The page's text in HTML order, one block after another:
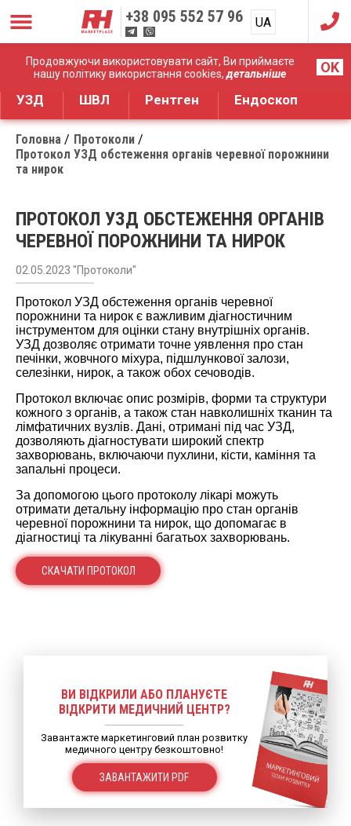
Продовжуючи використовувати сайт, Ви приймаєте
нашу політику використання cookies,детальніше OK
+38 095 552 57 96 UA
RU
Дистрибуція медичного обладнання
УЗД ШВЛ Рентген Ендоскоп
Головна
Протоколи
Протокол УЗД обстеження органів черевної порожнини
та нирок
ПРОТОКОЛ УЗД ОБСТЕЖЕННЯ ОРГАНІВ
ЧЕРЕВНОЇ ПОРОЖНИНИ ТА НИРОК
02.05.2023 "Протоколи"
Протокол УЗД обстеження органів черевної
порожнини та нирок є важливим діагностичним
інструментом для оцінки стану внутрішніх органів.
УЗД дозволяє отримати точне уявлення про стан
печінки, жовчного міхура, підшлункової залози,
селезінки, нирок, а також обох сечоводів.
Протокол включає опис розмірів, форми та структури
кожного з органів, а також стан навколишніх тканин та
лімфатичних вузлів. Дані, отримані під час УЗД,
дозволяють діагностувати широкий спектр
захворювань, включаючи пухлини, кісти, каміння та
запальні процеси.
За допомогою цього протоколу лікарі можуть
отримати детальну інформацію про стан органів
черевної порожнини та нирок, що допомагає в
діагностиці та лікуванні багатьох захворювань.
СКАЧАТИ ПРОТОКОЛ
ВИ ВІДКРИЛИ АБО ПЛАНУЄТЕ
ВІДКРИТИ МЕДИЧНИЙ ЦЕНТР?
Завантажте маркетинговий план розвитку
медичного центру безкоштовно!
ЗАВАНТАЖИТИ PDF